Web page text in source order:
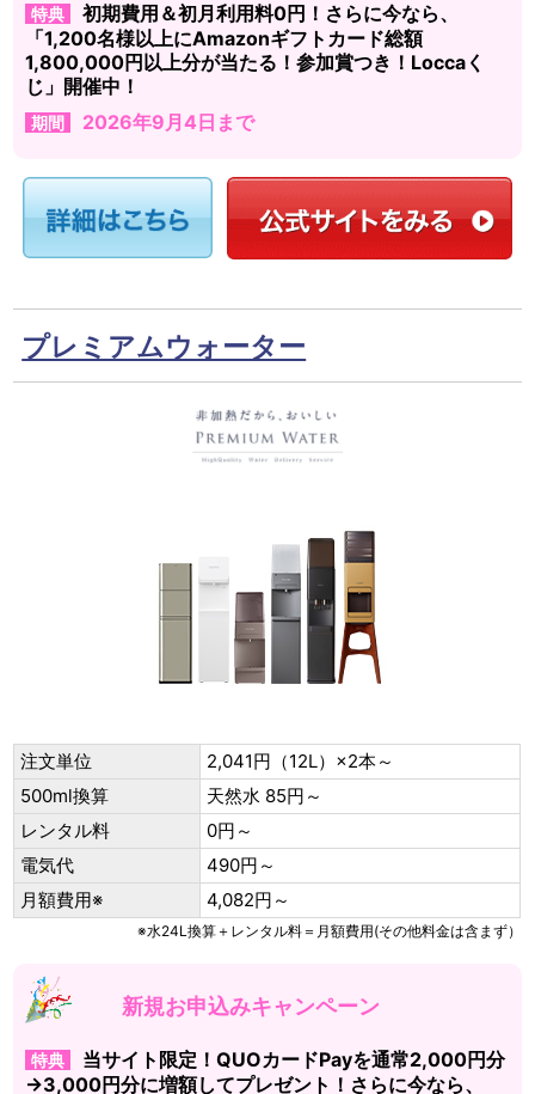
特典
初期費用＆初月利用料0円！さらに今なら、
「1,200名様以上にAmazonギフトカード総額
1,800,000円以上分が当たる！参加賞つき！Loccaく
じ」開催中！
期間 2026年9月4日まで
プレミアムウォーター
注文単位
2,041円（12L）×2本～
500ml換算
天然水 85円～
レンタル料
0円～
電気代
490円～
月額費用※
4,082円～
※水24L換算＋レンタル料＝月額費用(その他料金は含まず）
新規お申込みキャンペーン
特典
当サイト限定！QUOカードPayを通常2,000円分
→3,000円分に増額してプレゼント！さらに今なら、